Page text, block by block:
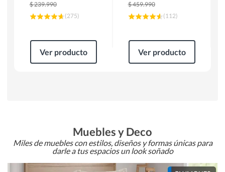
$239.990
(275)
Ver producto
$459.990
(112)
Ver producto
Muebles y Deco
Miles de muebles con estilos, diseños y formas únicas para
darle a tus espacios un look soñado